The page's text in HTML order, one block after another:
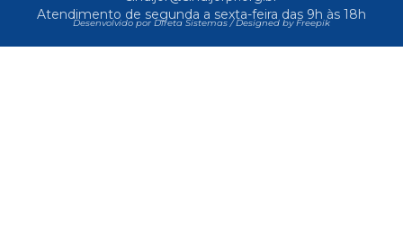
Atendimento de segunda a sexta-feira das 9h às 18h
Desenvolvido por Direta Sistemas /Designed by Freepik